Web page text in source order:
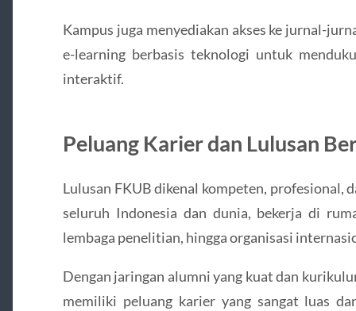
Kampus juga menyediakan akses ke jurnal-
e-learning berbasis teknologi untuk
interaktif.
Peluang Karier dan Lulusan
Lulusan FKUB dikenal kompeten, profesional,
seluruh Indonesia dan dunia, bekerja di
lembaga penelitian, hingga organisasi
Dengan jaringan alumni yang kuat dan
memiliki peluang karier yang sangat luas